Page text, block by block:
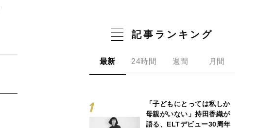
記事ランキング
最新 24時間 週間 月間
「子どもにとっては私しか
母親がいない」持田香織が
語る、ELTデビュー30周年